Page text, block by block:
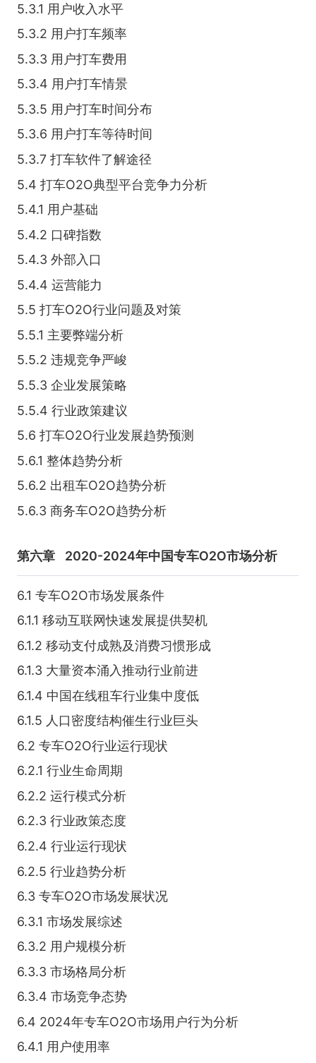
5.3.1 用户收入水平
5.3.2 用户打车频率
5.3.3 用户打车费用
5.3.4 用户打车情景
5.3.5 用户打车时间分布
5.3.6 用户打车等待时间
5.3.7 打车软件了解途径
5.4 打车O2O典型平台竞争力分析
5.4.1 用户基础
5.4.2 口碑指数
5.4.3 外部入口
5.4.4 运营能力
5.5 打车O2O行业问题及对策
5.5.1 主要弊端分析
5.5.2 违规竞争严峻
5.5.3 企业发展策略
5.5.4 行业政策建议
5.6 打车O2O行业发展趋势预测
5.6.1 整体趋势分析
5.6.2 出租车O2O趋势分析
5.6.3 商务车O2O趋势分析
第六章 2020-2024年中国专车O2O市场分析
6.1 专车O2O市场发展条件
6.1.1 移动互联网快速发展提供契机
6.1.2 移动支付成熟及消费习惯形成
6.1.3 大量资本涌入推动行业前进
6.1.4 中国在线租车行业集中度低
6.1.5 人口密度结构催生行业巨头
6.2 专车O2O行业运行现状
6.2.1 行业生命周期
6.2.2 运行模式分析
6.2.3 行业政策态度
6.2.4 行业运行现状
6.2.5 行业趋势分析
6.3 专车O2O市场发展状况
6.3.1 市场发展综述
6.3.2 用户规模分析
6.3.3 市场格局分析
6.3.4 市场竞争态势
6.4 2024年专车O2O市场用户行为分析
6.4.1 用户使用率